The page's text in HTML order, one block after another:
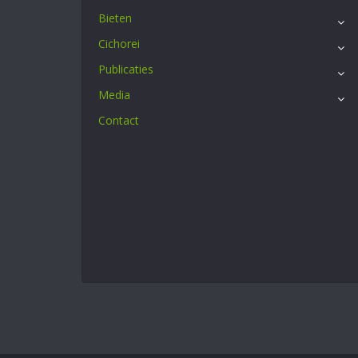
Bieten
Cichorei
Publicaties
Media
Contact